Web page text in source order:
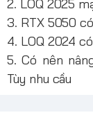
2. LOQ 2025
3. RTX 5050
4. LOQ 2024
5. Có nên
Tùy nhu cầu